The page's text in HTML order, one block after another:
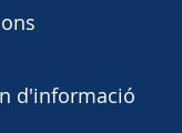
d'informació